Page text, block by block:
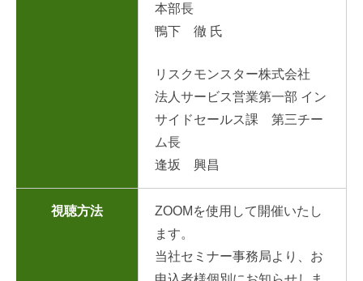
本部長
鴨下 徹 氏
リスクモンスター株式会社
法人サービス営業第一部 イン
サイドセールス課 第三チー
ム長
逢坂 興昌
視聴方法
ZOOMを使用して開催いたし
ます。
当社セミナー事務局より、お